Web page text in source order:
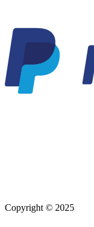
Copyright © 2025